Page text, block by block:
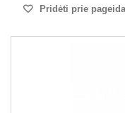
Pridėti prie